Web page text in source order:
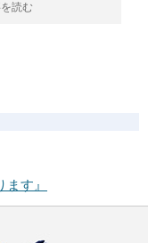
読む
す』